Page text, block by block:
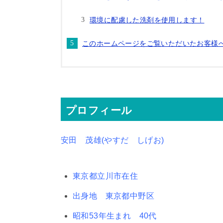
環境に配慮した洗剤を使用します！
このホームページをご覧いただいたお客様
プロフィール
安田 茂雄(やすだ しげお)
東京都立川市在住
出身地 東京都中野区
昭和53年生まれ 40代